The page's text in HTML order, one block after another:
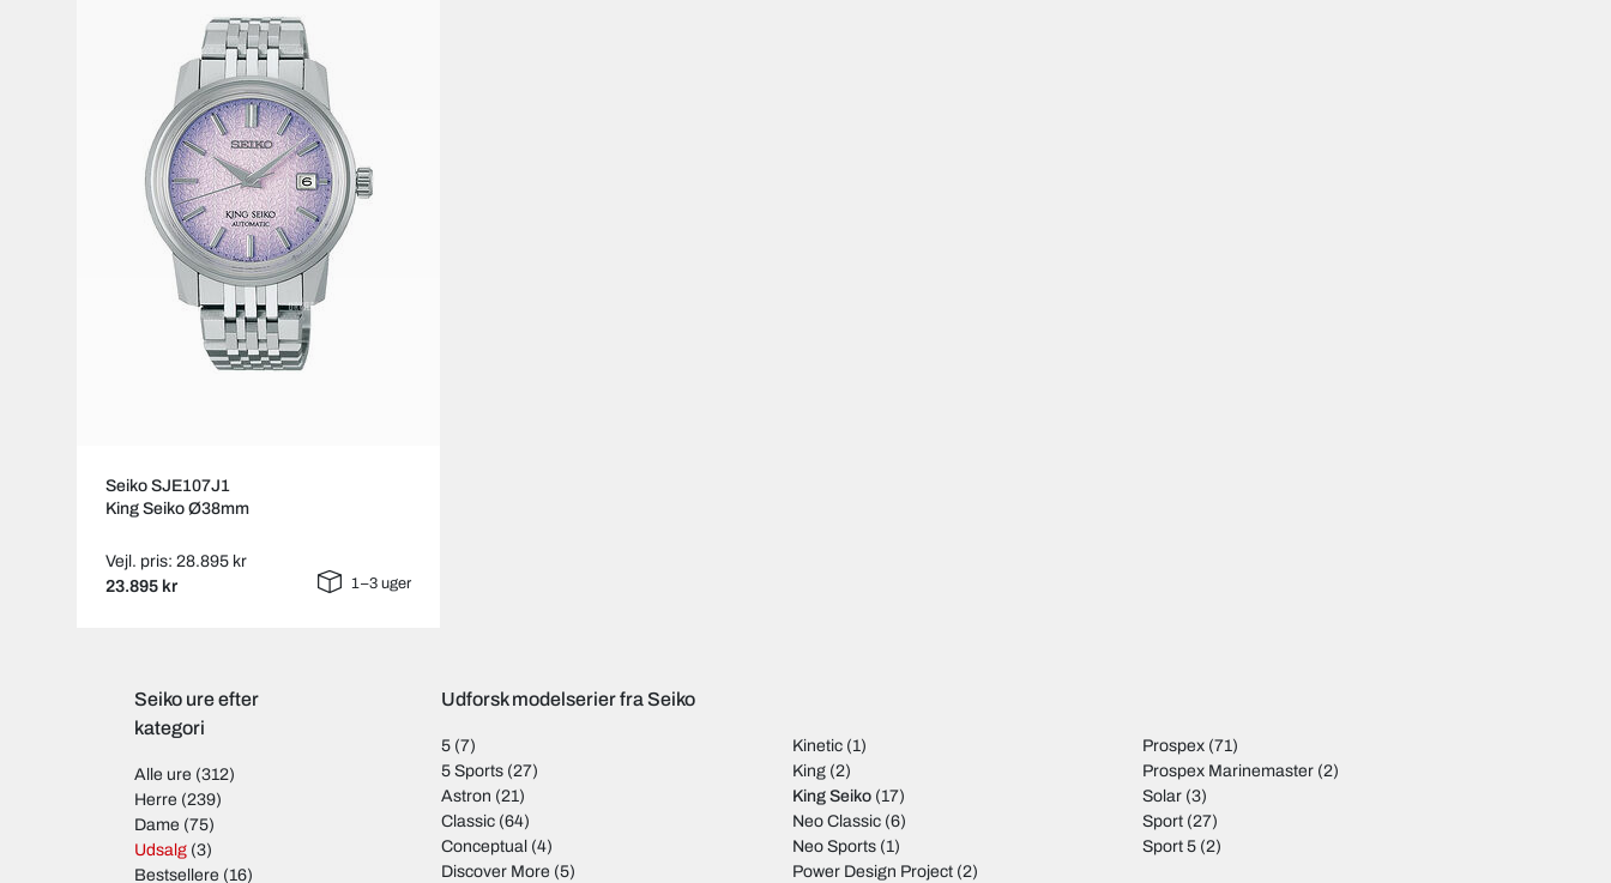
Seiko SJE107J1
King Seiko Ø38mm
Vejl. pris: 28.895 kr
23.895 kr 1–3 uger
Seiko ure efter
kategori
Alle ure (312)
Herre (239)
Dame (75)
Udsalg (3)
Bestsellere (16)
Udforsk modelserier fra Seiko
5 (7)
5 Sports (27)
Astron (21)
Classic (64)
Conceptual (4)
Discover More (5)
Kinetic(1)
King(2)
King Seiko(17)
Neo Classic(6)
Neo Sports(1)
Power Design Project(2)
Prospex (71)
Prospex Marinemaster (2)
Solar (3)
Sport (27)
Sport 5 (2)